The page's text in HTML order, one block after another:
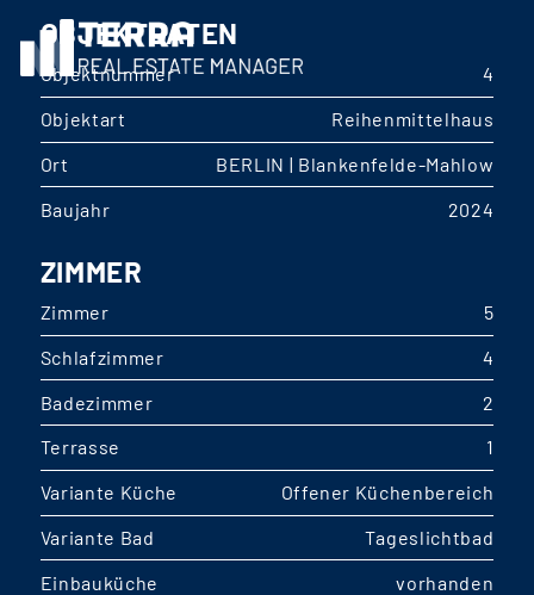
OBJEKTDATEN
Objektnummer
4
Objektart
Reihenmittelhaus
Ort
BERLIN | Blankenfelde-Mahlow
Baujahr
2024
ZIMMER
Zimmer
5
Schlafzimmer
4
Badezimmer
2
Terrasse
1
Variante Küche
Offener Küchenbereich
Variante Bad
Tageslichtbad
Einbauküche
vorhanden